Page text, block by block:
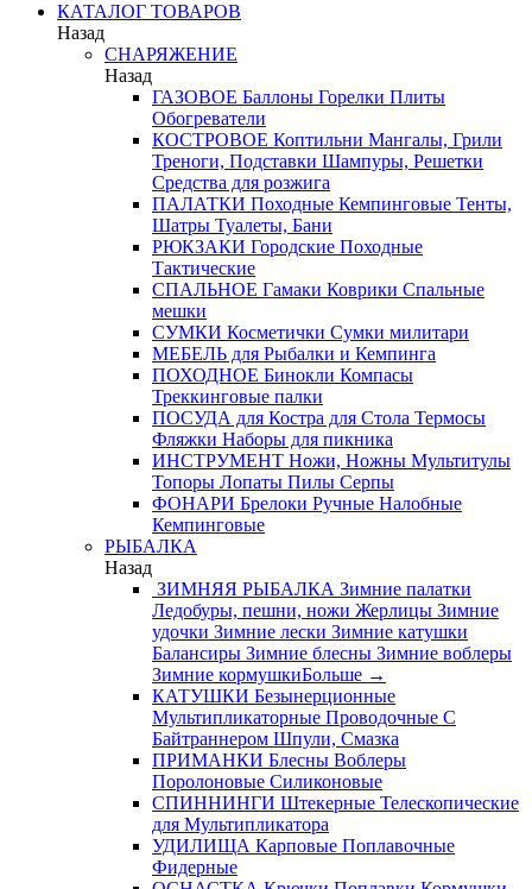
КАТАЛОГ ТОВАРОВ
Назад
СНАРЯЖЕНИЕ
Назад
ГАЗОВОЕ Баллоны Горелки Плиты
Обогреватели
КОСТРОВОЕ Коптильни Мангалы, Грили
Треноги, Подставки Шампуры, Решетки
Средства для розжига
ПАЛАТКИ Походные Кемпинговые Тенты,
Шатры Туалеты, Бани
РЮКЗАКИ Городские Походные
Тактические
СПАЛЬНОЕ Гамаки Коврики Спальные
мешки
СУМКИ Косметички Сумки милитари
МЕБЕЛЬ для Рыбалки и Кемпинга
ПОХОДНОЕ Бинокли Компасы
Треккинговые палки
ПОСУДА для Костра для Стола Термосы
Фляжки Наборы для пикника
ИНСТРУМЕНТ Ножи, Ножны Мультитулы
Топоры Лопаты Пилы Серпы
ФОНАРИ Брелоки Ручные Налобные
Кемпинговые
РЫБАЛКА
Назад
ЗИМНЯЯ РЫБАЛКА Зимние палатки
Ледобуры, пешни, ножи Жерлицы Зимние
удочки Зимние лески Зимние катушки
Балансиры Зимние блесны Зимние воблеры
Зимние кормушкиБольше →
КАТУШКИ Безынерционные
Мультипликаторные Проводочные С
Байтраннером Шпули, Смазка
ПРИМАНКИ Блесны Воблеры
Поролоновые Силиконовые
СПИННИНГИ Штекерные Телескопические
для Мультипликатора
УДИЛИЩА Карповые Поплавочные
Фидерные